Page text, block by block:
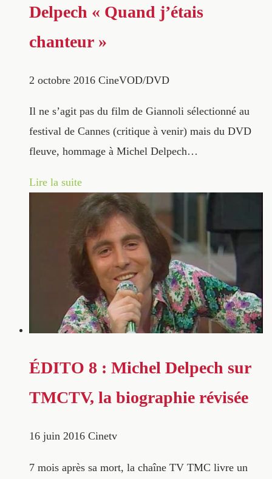
Delpech « Quand j’étais
chanteur »
2 octobre 2016 CineVOD/DVD
Il ne s’agit pas du film de Giannoli sélectionné au
festival de Cannes (critique à venir) mais du DVD
fleuve, hommage à Michel Delpech…
Lire la suite
ÉDITO 8 : Michel Delpech sur
TMCTV, la biographie révisée
16 juin 2016 Cinetv
7 mois après sa mort, la chaîne TV TMC livre un